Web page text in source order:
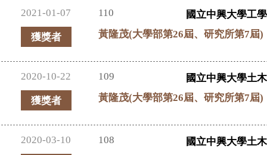
2021-01-07 110
國立中興大學工
獲獎者
黃隆茂(大學部第26屆、研究所第7屆)
2020-10-22 109
國立中興大學土
獲獎者
黃隆茂(大學部第26屆、研究所第7屆)
2020-03-10 108
國立中興大學土